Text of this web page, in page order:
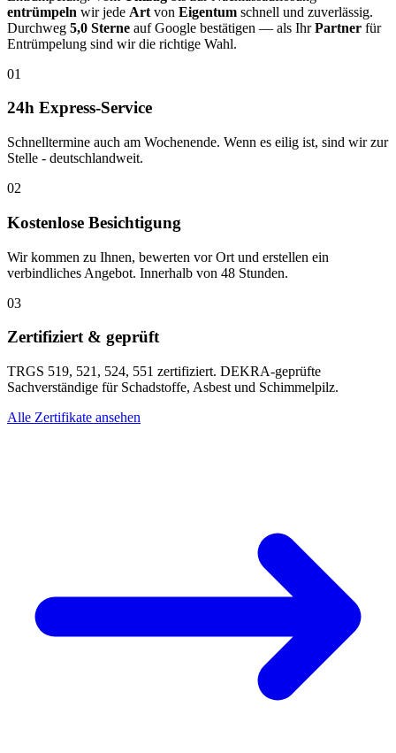
entrümpeln wir jede Art von Eigentum schnell und zuverlässig.
Durchweg 5,0 Sterne auf Google bestätigen — als IhrPartner für
Entrümpelung sind wir die richtige Wahl.
01
24h Express-Service
Schnelltermine auch am Wochenende. Wenn es eilig ist, sind wir zur
Stelle - deutschlandweit.
02
Kostenlose Besichtigung
Wir kommen zu Ihnen, bewerten vor Ort und erstellen ein
verbindliches Angebot. Innerhalb von 48 Stunden.
03
Zertifiziert & geprüft
TRGS 519, 521, 524, 551 zertifiziert. DEKRA-geprüfte
Sachverständige für Schadstoffe, Asbest und Schimmelpilz.
Alle Zertifikate ansehen